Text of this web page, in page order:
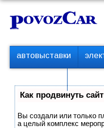
Перейти
контенту
р
о
е
м
е
автовыставки
Как продвинуть
Вы создали или только
а целый комплекс